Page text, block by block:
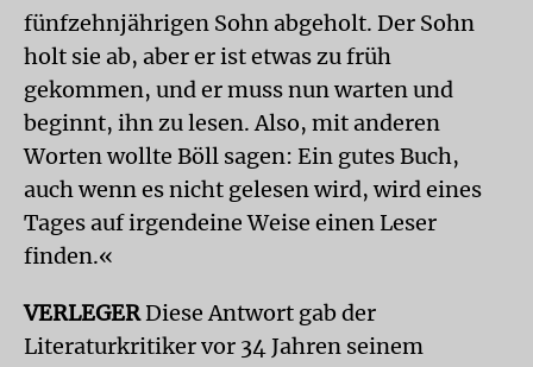
fünfzehnjährigen Sohn abgeholt. Der Sohn
holt sie ab, aber er ist etwas zu früh
gekommen, und er muss nun warten und
beginnt, ihn zu lesen. Also, mit anderen
Worten wollte Böll sagen: Ein gutes Buch,
auch wenn es nicht gelesen wird, wird eines
Tages auf irgendeine Weise einen Leser
finden.«
VERLEGERDiese Antwort gab der
Literaturkritiker vor 34 Jahren seinem